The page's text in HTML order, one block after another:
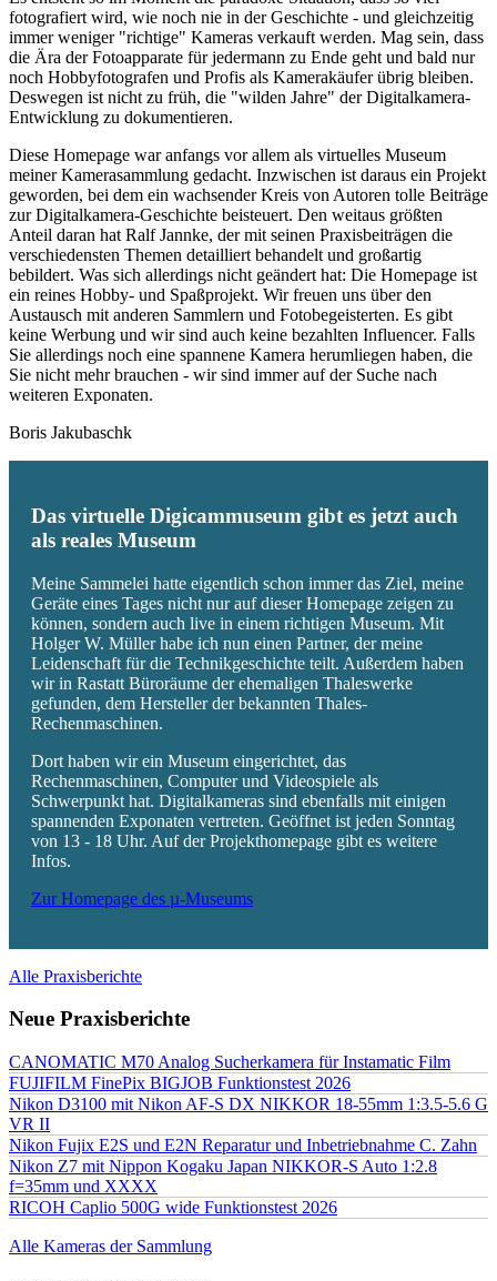
fotografiert wird, wie noch nie in der Geschichte - und gleichzeitig
immer weniger "richtige" Kameras verkauft werden. Mag sein, dass
die Ära der Fotoapparate für jedermann zu Ende geht und bald nur
noch Hobbyfotografen und Profis als Kamerakäufer übrig bleiben.
Deswegen ist nicht zu früh, die "wilden Jahre" der Digitalkamera-
Entwicklung zu dokumentieren.
Diese Homepage war anfangs vor allem als virtuelles Museum
meiner Kamerasammlung gedacht. Inzwischen ist daraus ein Projekt
geworden, bei dem ein wachsender Kreis von Autoren tolle Beiträge
zur Digitalkamera-Geschichte beisteuert. Den weitaus größten
Anteil daran hat Ralf Jannke, der mit seinen Praxisbeiträgen die
verschiedensten Themen detailliert behandelt und großartig
bebildert. Was sich allerdings nicht geändert hat: Die Homepage ist
ein reines Hobby- und Spaßprojekt. Wir freuen uns über den
Austausch mit anderen Sammlern und Fotobegeisterten. Es gibt
keine Werbung und wir sind auch keine bezahlten Influencer. Falls
Sie allerdings noch eine spannene Kamera herumliegen haben, die
Sie nicht mehr brauchen - wir sind immer auf der Suche nach
weiteren Exponaten.
Boris Jakubaschk
Das virtuelle Digicammuseum gibt es jetzt auch
als reales Museum
Meine Sammelei hatte eigentlich schon immer das Ziel, meine
Geräte eines Tages nicht nur auf dieser Homepage zeigen zu
können, sondern auch live in einem richtigen Museum. Mit
Holger W. Müller habe ich nun einen Partner, der meine
Leidenschaft für die Technikgeschichte teilt. Außerdem haben
wir in Rastatt Büroräume der ehemaligen Thaleswerke
gefunden, dem Hersteller der bekannten Thales-
Rechenmaschinen.
Dort haben wir ein Museum eingerichtet, das
Rechenmaschinen, Computer und Videospiele als
Schwerpunkt hat. Digitalkameras sind ebenfalls mit einigen
spannenden Exponaten vertreten. Geöffnet ist jeden Sonntag
von 13 - 18 Uhr. Auf der Projekthomepage gibt es weitere
Infos.
Zur Homepage des µ-Museums
Alle Praxisberichte
Neue Praxisberichte
CANOMATIC M70 Analog Sucherkamera für Instamatic Film
FUJIFILM FinePix BIGJOB Funktionstest 2026
Nikon D3100 mit Nikon AF-S DX NIKKOR 18-55mm 1:3.5-5.6 G
VR II
Nikon Fujix E2S und E2N Reparatur und Inbetriebnahme C. Zahn
Nikon Z7 mit Nippon Kogaku Japan NIKKOR-S Auto 1:2.8
f=35mm und XXXX
RICOH Caplio 500G wide Funktionstest 2026
Alle Kameras der Sammlung